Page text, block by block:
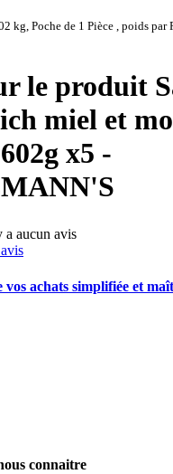
kg, Poche de 1 Pièce , poids
le produit
miel et
x5 -
a aucun avis
vos achats simplifiée et
connaitre